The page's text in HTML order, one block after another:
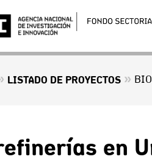
LISTADO DE PROYECTOS »
en